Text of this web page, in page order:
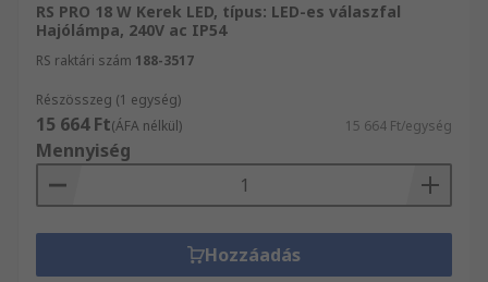
RS PRO 18 W Kerek LED, típus: LED-es válaszfal
Hajólámpa, 240V ac IP54
RS raktári szám 188-3517
Részösszeg (1 egység)
15 664 Ft(ÁFA nélkül) 15 664 Ft/egység
Mennyiség
Hozzáadás